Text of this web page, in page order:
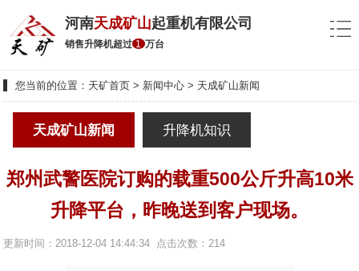
河南天成矿山起重机有限公司
销售升降机超过 1 万台
您当前的位置： 天矿首页 > 新闻中心 > 天成矿山新闻
天成矿山新闻 升降机知识
郑州武警医院订购的载重500公斤升高10米
升降平台，昨晚送到客户现场。
更新时间：2018-12-04 14:44:34 点击次数：214